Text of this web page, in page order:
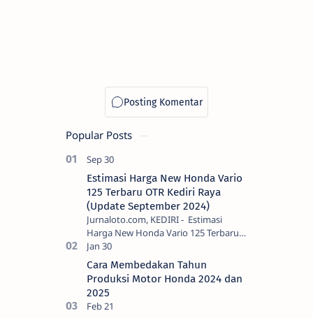
Popular Posts
Estimasi Harga New Honda Vario
125 Terbaru OTR Kediri Raya
(Update September 2024)
Jurnaloto.com, KEDIRI - Estimasi
Harga New Honda Vario 125 Terbaru
OTR Kediri Raya (Update September
2024) Brosis sekalian, PT Astra Honda
Motor (AH…
Cara Membedakan Tahun
Produksi Motor Honda 2024 dan
2025